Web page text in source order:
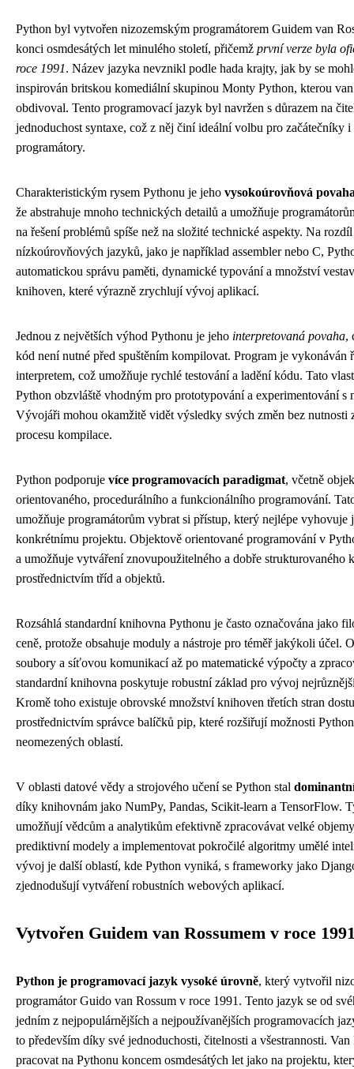
Python byl vytvořen nizozemským programátorem Guidem van
konci osmdesátých let minulého století, přičemž první verze byla
roce 1991. Název jazyka nevznikl podle hada krajty, jak by se
inspirován britskou komediální skupinou Monty Python, kterou
obdivoval. Tento programovací jazyk byl navržen s důrazem na
jednoduchost syntaxe, což z něj činí ideální volbu pro začátečníky i
programátory.
Charakteristickým rysem Pythonu je jeho vysokoúrovňová
že abstrahuje mnoho technických detailů a umožňuje
na řešení problémů spíše než na složité technické aspekty. Na
nízkoúrovňových jazyků, jako je například assembler nebo C,
automatickou správu paměti, dynamické typování a množství
knihoven, které výrazně zrychlují vývoj aplikací.
Jednou z největších výhod Pythonu je jeho interpretovaná povaha,
kód není nutné před spuštěním kompilovat. Program je vykonáván
interpretem, což umožňuje rychlé testování a ladění kódu. Tato
Python obzvláště vhodným pro prototypování a experimentování s
Vývojáři mohou okamžitě vidět výsledky svých změn bez nutnosti
procesu kompilace.
Python podporuje více programovacích paradigmat, včetně
orientovaného, procedurálního a funkcionálního programování.
umožňuje programátorům vybrat si přístup, který nejlépe vyhovuje
konkrétnímu projektu. Objektově orientované programování v
a umožňuje vytváření znovupoužitelného a dobře strukturovaného
prostřednictvím tříd a objektů.
Rozsáhlá standardní knihovna Pythonu je často označována jako
ceně, protože obsahuje moduly a nástroje pro téměř jakýkoli účel.
soubory a síťovou komunikací až po matematické výpočty a
standardní knihovna poskytuje robustní základ pro vývoj
Kromě toho existuje obrovské množství knihoven třetích stran
prostřednictvím správce balíčků pip, které rozšiřují možnosti
neomezených oblastí.
V oblasti datové vědy a strojového učení se Python stal
díky knihovnám jako NumPy, Pandas, Scikit-learn a TensorFlow.
umožňují vědcům a analytikům efektivně zpracovávat velké
prediktivní modely a implementovat pokročilé algoritmy umělé
vývoj je další oblastí, kde Python vyniká, s frameworky jako
zjednodušují vytváření robustních webových aplikací.
Vytvořen Guidem van Rossumem v roce
Python je programovací jazyk vysoké úrovně, který vytvořil
programátor Guido van Rossum v roce 1991. Tento jazyk se od
jedním z nejpopulárnějších a nejpoužívanějších programovacích
to především díky své jednoduchosti, čitelnosti a všestrannosti. Van
pracovat na Pythonu koncem osmdesátých let jako na projektu,